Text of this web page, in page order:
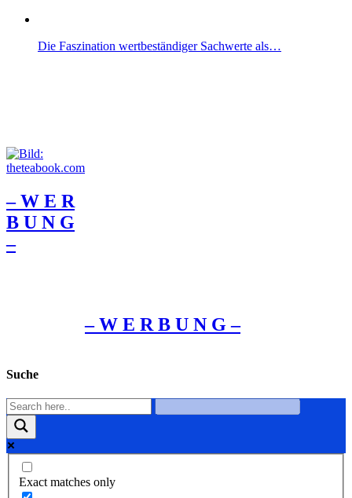
Die Faszination wertbeständiger Sachwerte als…
– W Ε R
Β U Ν G
–
– W Ε R Β U Ν G –
Suche
Exact matches only